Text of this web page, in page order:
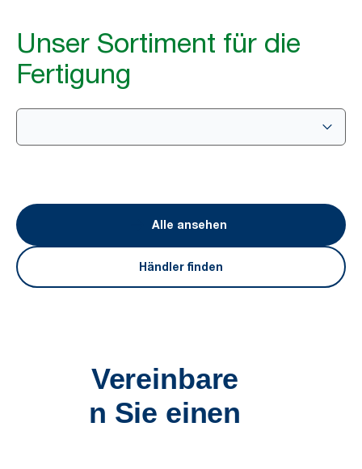
Unser Sortiment für die
Fertigung
Alle ansehen
Händler finden